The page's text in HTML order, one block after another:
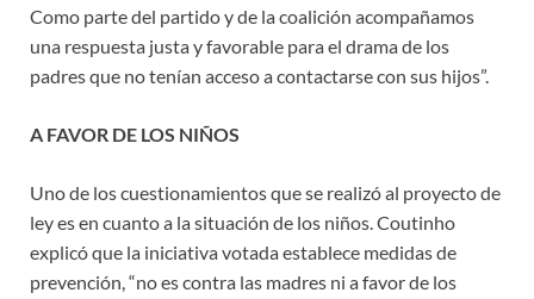
Como parte del partido y de la coalición acompañamos
una respuesta justa y favorable para el drama de los
padres que no tenían acceso a contactarse con sus hijos”.
A FAVOR DE LOS NIÑOS
Uno de los cuestionamientos que se realizó al proyecto de
ley es en cuanto a la situación de los niños. Coutinho
explicó que la iniciativa votada establece medidas de
prevención, “no es contra las madres ni a favor de los